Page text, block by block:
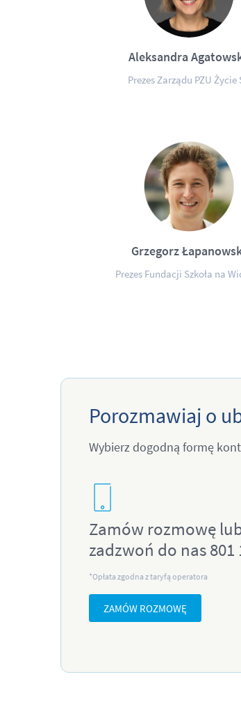
Aleksandra
Prezes Zarządu PZU Życie
Grzegorz
Prezes Fundacji Szkoła na
Porozmawiaj o
Wybierz dogodną formę
Zamów rozmowę
zadzwoń do nas 801
*Opłata zgodna z taryfą operatora
ZAMÓW ROZMOWĘ